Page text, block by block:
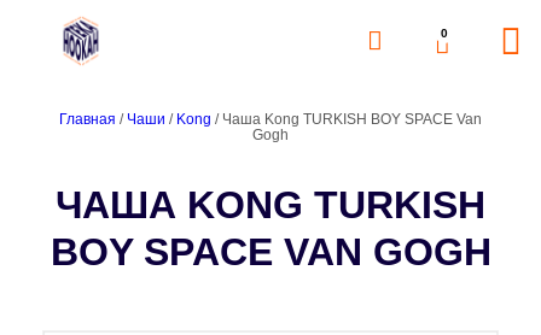
0
Главная / Чаши / Kong / Чаша Kong TURKISH BOY SPACE Van
Gogh
ЧАША KONG TURKISH
BOY SPACE VAN GOGH